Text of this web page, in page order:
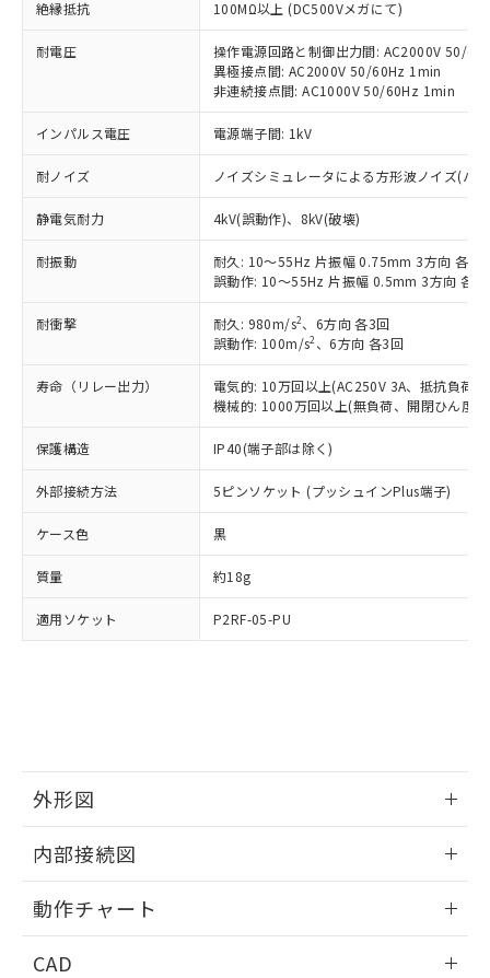
絶縁抵抗 100MΩ以上 (DC500Vメガにて)
耐電圧
操作電源回路と制御出力間: AC2000V 50/
異極接点間: AC2000V 50/60Hz 1min
非連続接点間: AC1000V 50/60Hz 1min
インパルス電圧 電源端子間: 1kV
耐ノイズ ノイズシミュレータによる方形波ノイズ(
静電気耐力 4kV(誤動作)、8kV(破壊)
耐振動
耐久: 10～55Hz 片振幅 0.75mm 3方向 各1h
誤動作: 10～55Hz 片振幅 0.5mm 3方向 各
耐衝撃 耐久: 980m/s2、6方向 各3回
誤動作: 100m/s2 、6方向 各3回
寿命（リレー出力）
電気的: 10万回以上(AC250V 3A、抵抗負荷
機械的: 1000万回以上(無負荷、開閉ひん度
保護構造 IP40(端子部は除く)
外部接続方法 5ピンソケット (プッシュインPlus端子)
ケース色 黒
質量 約18g
適用ソケット P2RF-05-PU
外形図
外形図
内部接続図
内部接続図
動作チャート
CAD
以下の条件をお読みいただき、同意のうえ
ご利用ください。
本サービスは、当社制御機器事業取扱
商品の当社在庫状況および標準価格
(税抜)を提供させていただくもので
当社制御機器事業取扱商品の中には、
本サービスの対象外となる商品もある
ことをご了承ください。
在庫状況および標準価格照会結果は、
記載している更新日時点での社内デー
タに基づき作成されるものであり、閲
覧された時点での実際の在庫および標
準価格とは異なる場合があることをご
了承ください。
正式な納期状況および標準価格はお客
様のお取引先、またはお客様担当のオ
ムロン制御機器販売店・当社販売員に
ご相談ください。
オムロン制御機器販売店や当社販売拠
販売ネットワーク
在庫状況および標準価格結果を当社の
事前の承諾なく第三者に漏洩または開
示しないようお願いします。
登録された部品リストについて、当社
引・商談に必要な範囲で利用すること
をご了承ください。
※当社の共同利用者とは、"個人情報
の共同利用に関して"
用者の範囲」に記載されている法人を
対応予定なし：EU RoHS指令（10物質）の
非含有に非対応の商品で、対応品を出す予
定はありません。
調査・確認中：EU RoHS指令（10物質）の
非含有の対応状況を調査中または確認中の
非該当品：ライセンス料など無形物で、有
害物質有無と関係のない商品です。
仕入先様の事情により、非含有部品として
いたものが、含有品と判明した場合などや
むを得ず変更することがあります。
*EU RoHS指令（10物質）：
鉛(Pb) 1000ppm以下、 水銀(Hg) 1000ppm以下、 カド
類(PBB) 1000ppm以下、ポリ臭化ジフェニルエーテル類
(PBDE) 1000ppm以下、フタル酸ビス(2-エチルヘキシ
ル) (DEHP)(別名：DOP) 1000ppm以下、フタル酸ブチ
ルベンジル（BBP） 1000ppm以下、フタル酸ジブチル
（DBP） 1000ppm以下、フタル酸ジイソブチル
(DIBP) 1000ppm以下
但し、RoHS指令で産業用監視および制御機器に対する
図的な使用がないことを確認しています。
※2 対応予定月
部品在庫の切り替え状況などにより、予定
※3 非含有証明書ダウンロード
下記の非含有証明書をダウンロードするこ
とができます。
EU RoHS指令（10物質）の非含有証明書
51物質の非含有証明書（当社基準）
※本証明書は発行日時点で非含有を証明す
※1 中国RoHS○×表
「○」：最大均質材料含有率が中国RoHSの
基準値以下であることを示します。
「×」：最大均質材料含有率が中国RoHSの
基準値を超えていることを示します。
「－」：未確認です。当社販売部門へお問
い合わせください。
*中国RoHS10物質の基準値 (GB/T26572)：
Pb(鉛) :1000ppm、 Hg(水銀) : 1000ppm、 Cd(カドミウ
ム) : 100ppm、
Cr(Ⅵ)(六価クロム) : 1000ppm、 PBBs(ポリ臭化ビフェ
ニル類) : 1000ppm、 PBDEs(ポリ臭化ジフェニルエーテ
DBP(フタル酸ジブチル) : 1000ppm、 DIBP(フタル酸ジ
イソブチル) : 1000ppm、 BBP(フタル酸ブチルベンジ
DEHP(フタル酸ビス(2-エチルヘキシル)) : 1000ppm
※2 環境保護使用期限
「ｅ」：有害物質（10物質）のすべてが基
準値以下であることを示します。
「10」：通常の使用状況下において有害物
当社は、これら貴社製品のうち、外国
為替および外国貿易法に定める商品
（以下｢規制貨物等」という）を輸出
または国外への提供する場合は、日本
国政府の輸出許可(または役務取引許
可)を取得するなどの必要な手続きを
とります。
当社は規制貨物を破棄する場合は、完
全に破砕するなど、違法に輸出されな
いよう必要な手段を講じます。
当社は貴社製品を、核兵器、ミサイ
ル、化学兵器、生物兵器またはその他
武器並びにこれらの製造装置等に一切
使用いたしません。
当社は、貴社製品を第三者に販売する
場合は、上記1、2および3の内容を当
該第三者に通知します。また当社は、
一定数以上の在庫あり
一定数には満たないが在庫あり
在庫なし(最新の在庫状況につ
いては、お客様のお取引先、ま
たはお客様担当のオムロン制御
機器販売店・当社販売員にご確